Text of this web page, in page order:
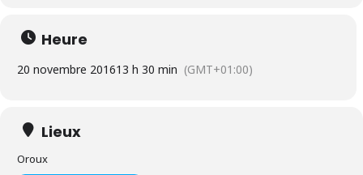
Heure
20 novembre 201613 h 30 min (GMT+01:00)
Lieux
Oroux